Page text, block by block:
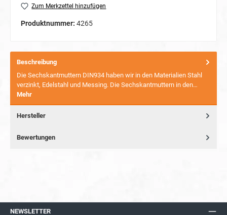
Zum Merkzettel hinzufügen
Produktnummer: 4265
Beschreibung
Die Sechskantmuttern DIN934 haben wir in den Materialien Stahl
verzinkt, Edelstahl und Messing. Die Sechskantmuttern in den…
Mehr
Hersteller
Bewertungen
NEWSLETTER